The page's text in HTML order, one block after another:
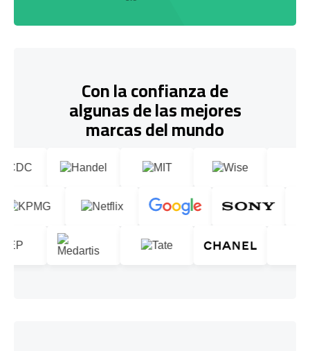
Con la confianza de
algunas de las mejores
marcas del mundo